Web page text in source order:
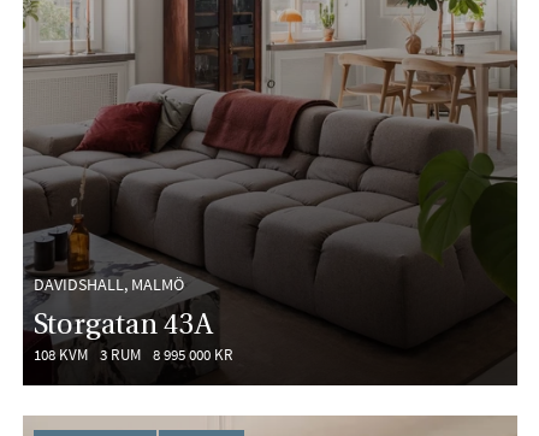
DAVIDSHALL, MALMÖ
Storgatan 43A
108 KVM 3 RUM 8 995 000 KR